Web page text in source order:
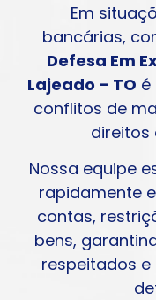
Em
bancárias,
Defesa Em
Lajeado – TO é
conflitos de
direitos
Nossa equipe
rapidamente
contas,
bens,
respeitados